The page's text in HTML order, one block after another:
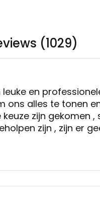
(1029)
leuke en
ons alles te tonen
zijn gekomen
zijn , zijn er